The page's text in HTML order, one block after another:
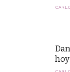
hoy